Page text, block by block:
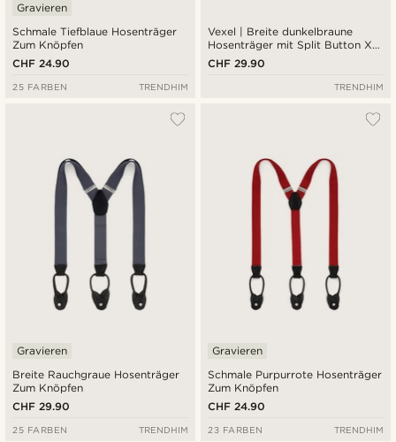
Schmale Tiefblaue Hosenträger
Zum Knöpfen
Gravieren
CHF 24.90
25 FARBEN TRENDHIM
Vexel | Breite dunkelbraune
Hosenträger mit Split Button X-
back
CHF 29.90
TRENDHIM
Breite Rauchgraue Hosenträger
Zum Knöpfen
Gravieren
CHF 29.90
25 FARBEN TRENDHIM
Schmale Purpurrote Hosenträger
Zum Knöpfen
Gravieren
CHF 24.90
23 FARBEN TRENDHIM